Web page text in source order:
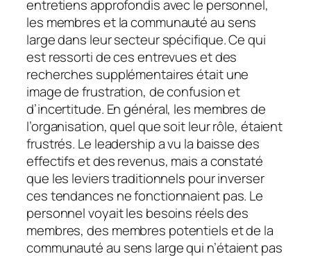
entretiens approfondis avec le personnel,
les membres et la communauté au sens
large dans leur secteur spécifique. Ce qui
est ressorti de ces entrevues et des
recherches supplémentaires était une
image de frustration, de confusion et
d’incertitude. En général, les membres de
l’organisation, quel que soit leur rôle, étaient
frustrés. Le leadership a vu la baisse des
effectifs et des revenus, mais a constaté
que les leviers traditionnels pour inverser
ces tendances ne fonctionnaient pas. Le
personnel voyait les besoins réels des
membres, des membres potentiels et de la
communauté au sens large qui n’étaient pas